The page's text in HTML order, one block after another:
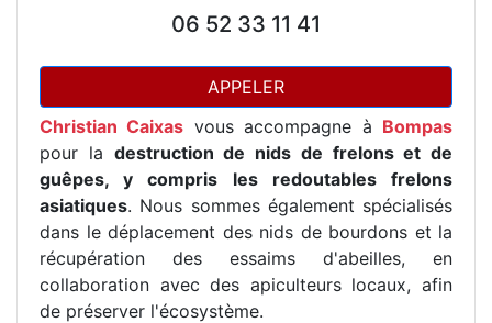
06 52 33 11 41
APPELER
Christian Caixas vous accompagne à Bompas
pour la destruction de nids de frelons et de
guêpes, y compris les redoutables frelons
asiatiques. Nous sommes également spécialisés
dans le déplacement des nids de bourdons et la
récupération des essaims d'abeilles, en
collaboration avec des apiculteurs locaux, afin
de préserver l'écosystème.